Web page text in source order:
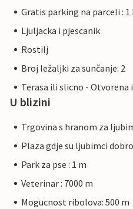
Gratis parking na parceli :
Ljuljacka i pjescanik
Rostilj
Broj ležaljki za sunčanje: 2
Terasa ili slicno - Otvorena
U blizini
Trgovina s hranom za
Plaza gdje su ljubimci
Park za pse : 1 m
Veterinar : 7000 m
Mogucnost ribolova: 500 m